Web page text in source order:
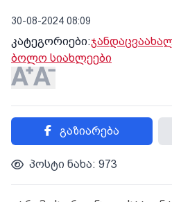
30-08-2024 08:09
კატეგორიები:ჯანდაცვა
ბოლო სიახლეები
გაზიარება
პოსტი ნახა: 973